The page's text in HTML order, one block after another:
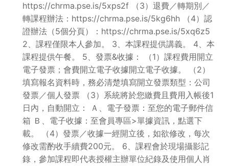
https://chrma.pse.is/5xps2f （3）退費／轉期別／
轉課程辦法：https://chrma.pse.is/5kg6hh （4）認
證辦法（5個分頁）：https://chrma.pse.is/5xq6z5
2、課程僅限本人參加。 3、本課程提供講義。 4、本
課程提供午餐。 5、發票&收據： （1）課程費用開立
電子發票；會費開立電子收據開立電子收據。 （2）
填寫報名資料時，務必清楚填寫開立發票類型：公司
發票／個人發票 （3）系統將於您繳費且費用入帳後1
日內，自動開立： Ａ、電子發票：至您的電子郵件信
箱 Ｂ、電子收據：至會員專區>單據資訊，點選下
載。 （4）發票／收據一經開立後，如欲修改，每次
修改需酌收手續費200元。 6、課程會於現場攝影記
錄，參加課程即代表授權主辦單位紀錄及使用個人肖